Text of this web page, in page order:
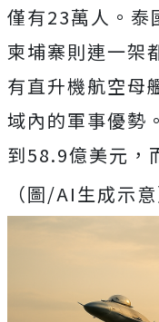
僅有23萬人。泰
柬埔寨則連一架
有直升機航空母
域內的軍事優勢
到58.9億美元，
（圖/AI生成示意